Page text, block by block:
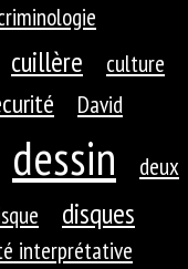
cuillère
culture
David
dessin
deux
disques
interprétative